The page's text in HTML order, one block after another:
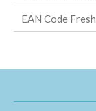
EAN Code